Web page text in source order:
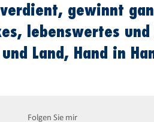
gewinnt
lebenswertes
Land, Hand in
Folgen Sie mir